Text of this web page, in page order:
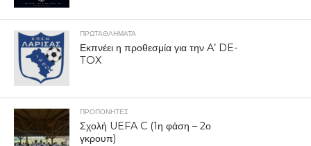
ΠΡΩΤΑΘΛΉΜΑΤΑ
Εκπνέει η προθεσμία για την A’ DE-
TOX
ΠΡΟΠΟΝΗΤΈΣ
Σχολή UEFA C (1η φάση – 2ο
γκρουπ)